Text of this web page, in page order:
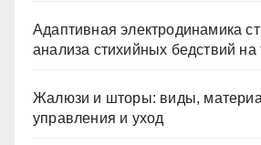
Адаптивная электродинамика
анализа стихийных бедствий на
Жалюзи и шторы: виды,
управления и уход